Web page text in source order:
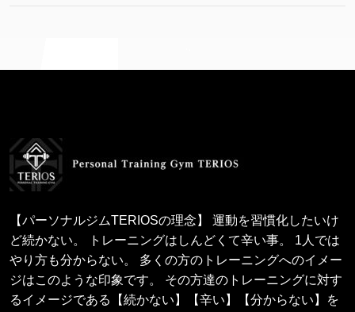
【パーソナルジムTERIOSの理念】 運動を習慣化したいけ
ど続かない。 トレーニングはしんどくて辛い事。 1人では
やり方も分からない。 多くの方のトレーニングへのイメー
ジはこのような印象です。 その方達のトレーニングに対す
るイメージである【続かない】【辛い】【分からない】を